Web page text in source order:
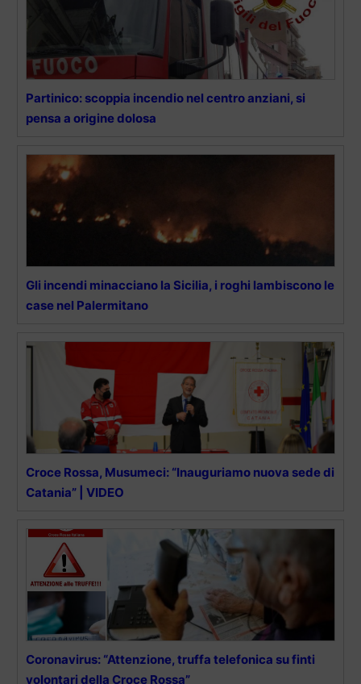
Partinico: scoppia incendio nel centro anziani, si
pensa a origine dolosa
Gli incendi minacciano la Sicilia, i roghi lambiscono le
case nel Palermitano
Croce Rossa, Musumeci: “Inauguriamo nuova sede di
Catania” | VIDEO
Coronavirus: “Attenzione, truffa telefonica su finti
volontari della Croce Rossa”